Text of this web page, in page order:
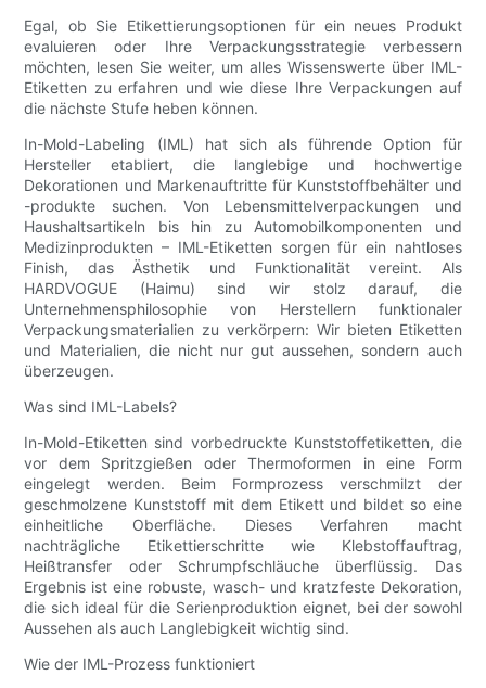
Egal, ob Sie Etikettierungsoptionen für ein neues Produkt
evaluieren oder Ihre Verpackungsstrategie verbessern
möchten, lesen Sie weiter, um alles Wissenswerte über IML-
Etiketten zu erfahren und wie diese Ihre Verpackungen auf
die nächste Stufe heben können.
In-Mold-Labeling (IML) hat sich als führende Option für
Hersteller etabliert, die langlebige und hochwertige
Dekorationen und Markenauftritte für Kunststoffbehälter und
-produkte suchen. Von Lebensmittelverpackungen und
Haushaltsartikeln bis hin zu Automobilkomponenten und
Medizinprodukten – IML-Etiketten sorgen für ein nahtloses
Finish, das Ästhetik und Funktionalität vereint. Als
HARDVOGUE (Haimu) sind wir stolz darauf, die
Unternehmensphilosophie von Herstellern funktionaler
Verpackungsmaterialien zu verkörpern: Wir bieten Etiketten
und Materialien, die nicht nur gut aussehen, sondern auch
überzeugen.
Was sind IML-Labels?
In-Mold-Etiketten sind vorbedruckte Kunststoffetiketten, die
vor dem Spritzgießen oder Thermoformen in eine Form
eingelegt werden. Beim Formprozess verschmilzt der
geschmolzene Kunststoff mit dem Etikett und bildet so eine
einheitliche Oberfläche. Dieses Verfahren macht
nachträgliche Etikettierschritte wie Klebstoffauftrag,
Heißtransfer oder Schrumpfschläuche überflüssig. Das
Ergebnis ist eine robuste, wasch- und kratzfeste Dekoration,
die sich ideal für die Serienproduktion eignet, bei der sowohl
Aussehen als auch Langlebigkeit wichtig sind.
Wie der IML-Prozess funktioniert